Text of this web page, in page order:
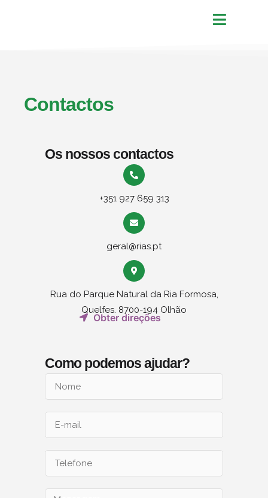
Contactos
Os nossos contactos
+351 927 659 313
geral@rias.pt
Rua do Parque Natural da Ria Formosa,
Quelfes. 8700-194 Olhão
Obter direções
Como podemos ajudar?